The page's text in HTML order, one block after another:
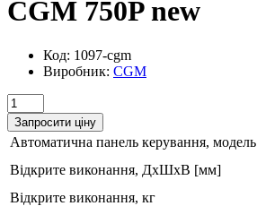
CGM 750P new
Код: 1097-cgm
Виробник: CGM
Запросити ціну
Автоматична панель керування, модель
Відкрите виконання, ДxШxВ [мм]
Відкрите виконання, кг